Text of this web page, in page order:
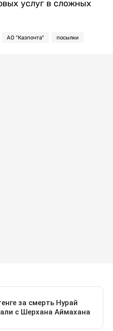
услуг в сложных
АО "Казпочта" посылки